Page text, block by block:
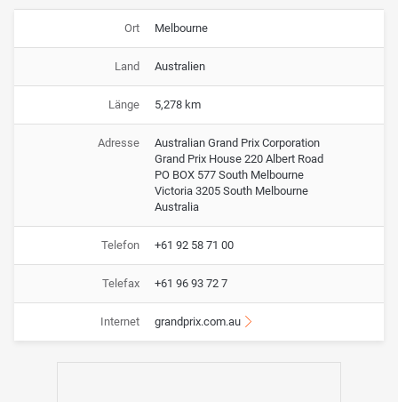
Ort Melbourne
Land Australien
Länge 5,278 km
Adresse
Australian Grand Prix Corporation
Grand Prix House 220 Albert Road
PO BOX 577 South Melbourne
Victoria 3205 South Melbourne
Australia
Telefon +61 92 58 71 00
Telefax +61 96 93 72 7
Internet grandprix.com.au